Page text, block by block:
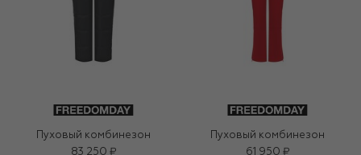
Пуховый комбинезон
83 250 ₽
Пуховый комбинезон
61 950 ₽